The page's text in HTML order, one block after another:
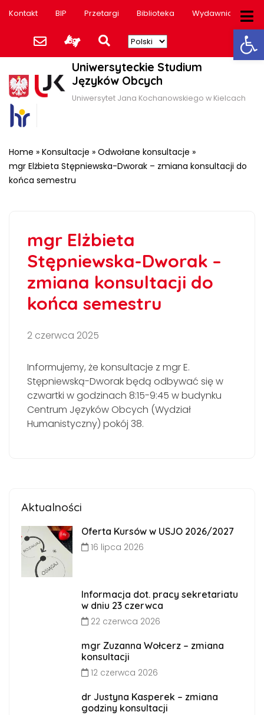
Kontakt BIP Przetargi Biblioteka Wydawnictwo
Uniwersyteckie Studium
Języków Obcych
Uniwersytet Jana Kochanowskiego w Kielcach
Home » Konsultacje » Odwołane konsultacje »
mgr Elżbieta Stępniewska-Dworak – zmiana konsultacji do
końca semestru
mgr Elżbieta
Stępniewska-Dworak –
zmiana konsultacji do
końca semestru
2 czerwca 2025
Informujemy, że konsultacje z mgr E.
Stępniewską-Dworak będą odbywać się w
czwartki w godzinach 8:15-9:45 w budynku
Centrum Języków Obcych (Wydział
Humanistyczny) pokój 38.
Aktualności
Oferta Kursów w USJO 2026/2027
16 lipca 2026
Informacja dot. pracy sekretariatu
w dniu 23 czerwca
22 czerwca 2026
mgr Zuzanna Wołcerz – zmiana
konsultacji
12 czerwca 2026
dr Justyna Kasperek – zmiana
godziny konsultacji